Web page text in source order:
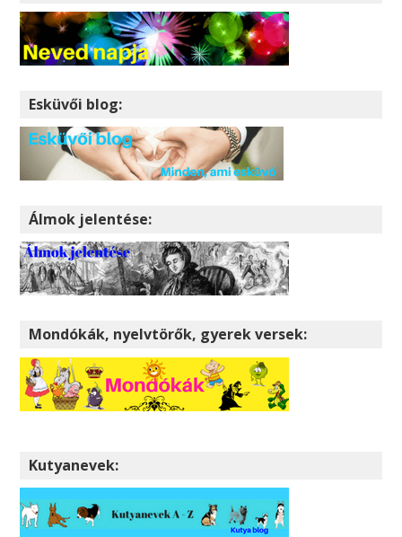
Esküvői blog:
Álmok jelentése:
Mondókák, nyelvtörők, gyerek versek:
Kutyanevek: